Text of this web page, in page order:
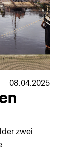
08.04.2025
zwei